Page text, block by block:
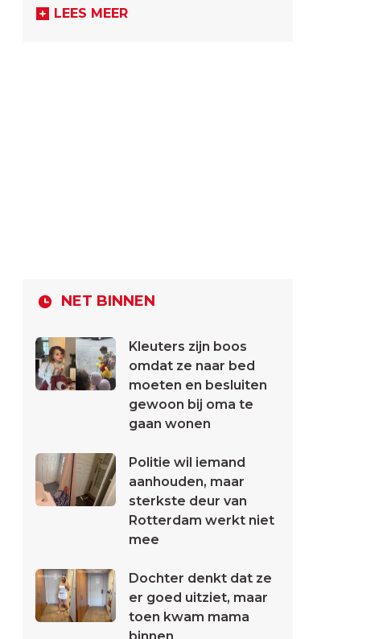
LEES MEER
NET BINNEN
Kleuters zijn boos
omdat ze naar bed
moeten en besluiten
gewoon bij oma te
gaan wonen
Politie wil iemand
aanhouden, maar
sterkste deur van
Rotterdam werkt niet
mee
Dochter denkt dat ze
er goed uitziet, maar
toen kwam mama